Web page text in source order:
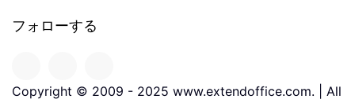
フォローする
Copyright © 2009 - 2025 www.extendoffice.com. | All